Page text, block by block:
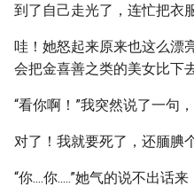
到了自己走光了，连忙把衣
哇！她怒起来原来也这么漂
会把金喜善之类的美女比下
“看你啊！”我突然说了一句
对了！我就要死了，还腼腆
“你....你.....”她气的说不出话